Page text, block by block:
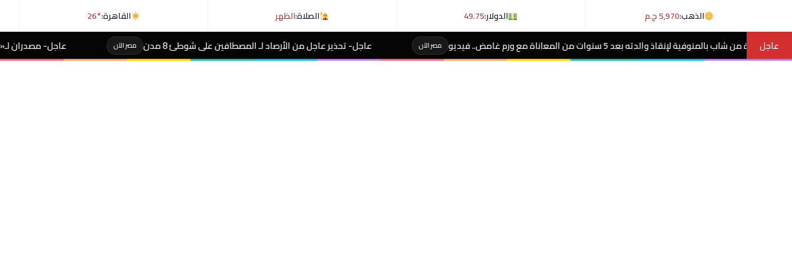
الذهب:5,970 ج.م الدولار:49.75 الصلاة:الظهر القاهرة:26°
عاجل
من المعاناة مع ورم غامض.. فيديو مصر الآن عاجل- تحذير عاجل من الأرصاد لـ المصطافين على شوطئ 8 مدن مصر الآن عاجل- مصدران لـ«رويترز»: السعودية